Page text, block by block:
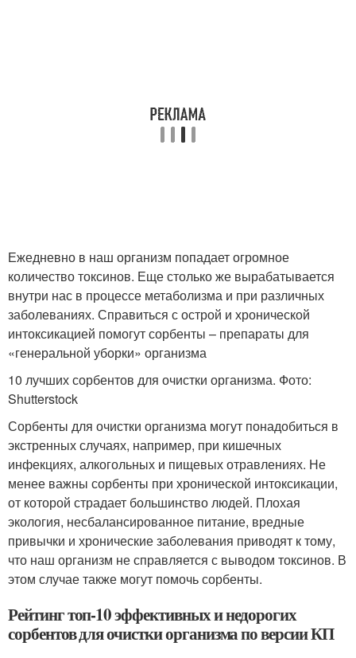
Ежедневно в наш организм попадает огромное
количество токсинов. Еще столько же вырабатывается
внутри нас в процессе метаболизма и при различных
заболеваниях. Справиться с острой и хронической
интоксикацией помогут сорбенты – препараты для
«генеральной уборки» организма
10 лучших сорбентов для очистки организма. Фото:
Shutterstock
Сорбенты для очистки организма могут понадобиться в
экстренных случаях, например, при кишечных
инфекциях, алкогольных и пищевых отравлениях. Не
менее важны сорбенты при хронической интоксикации,
от которой страдает большинство людей. Плохая
экология, несбалансированное питание, вредные
привычки и хронические заболевания приводят к тому,
что наш организм не справляется с выводом токсинов. В
этом случае также могут помочь сорбенты.
Рейтинг топ-10 эффективных и недорогих
сорбентов для очистки организма по версии КП